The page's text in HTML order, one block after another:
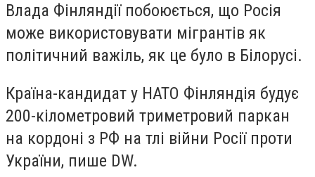
Влада Фінляндії побоюється, що Росія
може використовувати мігрантів як
політичний важіль, як це було в Білорусі.
Країна-кандидат у НАТО Фінляндія будує
200-кілометровий триметровий паркан
на кордоні з РФ на тлі війни Росії проти
України, пише DW.